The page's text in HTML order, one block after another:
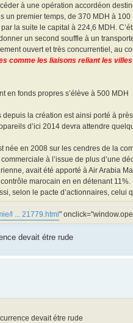
à une opération accordéon
un premier temps, de 370 MDH à
la suite le capital à 224,6 MDH.
un second souffle à un
ouvert et très concurrentiel, au
comme les liaisons reliant les
en fonds propres s’élève à 500 MDH
depuis la création est ainsi porté à
d’ici 2014 devra attendre
née en 2008 sur les cendres de la
à l’issue de plus d’une
avait été apporté à Air Arabia
marocain en en détenant
selon le pacte d’actionnaires, celui
l ... 21779.html "
devait étre rude
devait étre rude